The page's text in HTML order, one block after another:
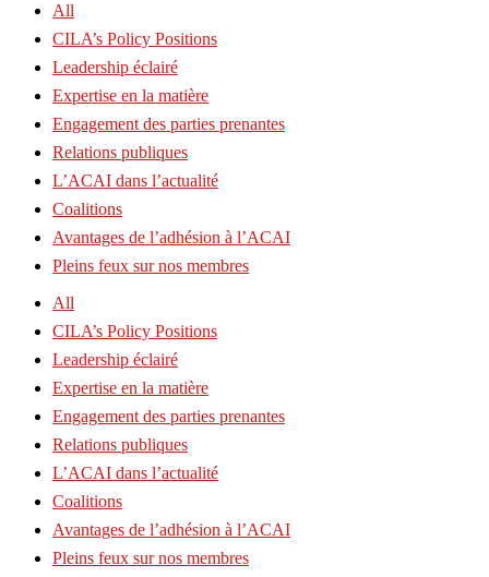
All
CILA’s Policy Positions
Leadership éclairé
Expertise en la matière
Engagement des parties prenantes
Relations publiques
L’ACAI dans l’actualité
Coalitions
Avantages de l’adhésion à l’ACAI
Pleins feux sur nos membres
All
CILA’s Policy Positions
Leadership éclairé
Expertise en la matière
Engagement des parties prenantes
Relations publiques
L’ACAI dans l’actualité
Coalitions
Avantages de l’adhésion à l’ACAI
Pleins feux sur nos membres